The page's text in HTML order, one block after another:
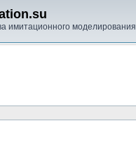
имитационного моделирования